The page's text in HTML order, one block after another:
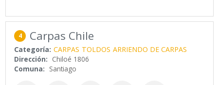
4 Carpas Chile
Categoría: CARPAS TOLDOS ARRIENDO DE CARPAS
Dirección: Chiloé 1806
Comuna: Santiago